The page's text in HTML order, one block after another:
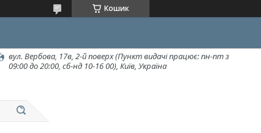
Кошик
вул. Вербова, 17в, 2-й поверх (Пункт видачі працює: пн-пт з
09:00 до 20:00, сб-нд 10-16 00), Київ, Україна